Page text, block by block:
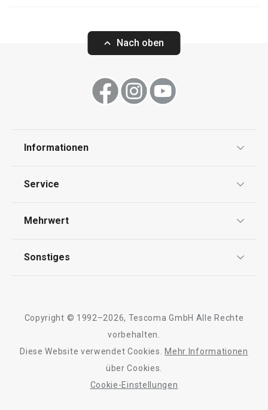
Nach oben
Informationen
Impressum
Service
Kontaktformular
Mehrwert
Qualität
Sonstiges
Barrierefreiheit
Copyright © 1992–2026, Tescoma GmbH Alle Rechte
vorbehalten.
Diese Website verwendet Cookies.
Mehr Informationen
über Cookies.
Cookie-Einstellungen